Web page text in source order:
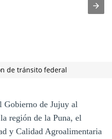
de tránsito federal
Gobierno de Jujuy al
región de la Puna, el
y Calidad Agroalimentaria